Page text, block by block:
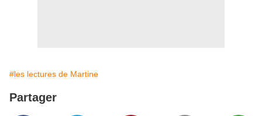
#les lectures de Martine
Partager